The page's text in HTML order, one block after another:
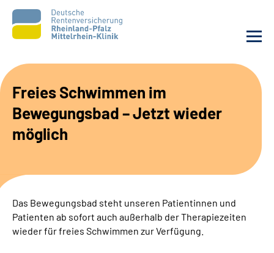
Unsere Angebote
Karriere
Zuweisende &
Selbsthilfegruppen
Freies Schwimmen im
Bewegungsbad – Jetzt wieder
möglich
Das Bewegungsbad steht unseren Patientinnen und
Patienten ab sofort auch außerhalb der Therapiezeiten
wieder für freies Schwimmen zur Verfügung.